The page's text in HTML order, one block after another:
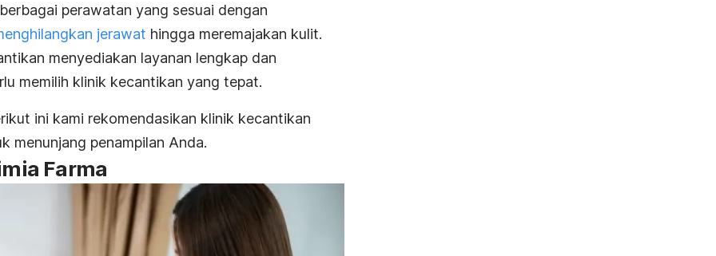
perawatan yang sesuai dengan
jerawat hingga meremajakan kulit.
menyediakan layanan lengkap dan
memilih klinik kecantikan yang tepat.
ini kami rekomendasikan klinik kecantikan
menunjang penampilan Anda.
Farma